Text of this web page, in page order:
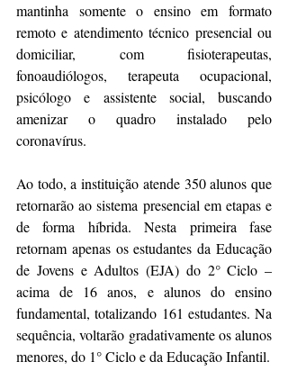
mantinha somente o ensino em formato
remoto e atendimento técnico presencial ou
domiciliar, com fisioterapeutas,
fonoaudiólogos, terapeuta ocupacional,
psicólogo e assistente social, buscando
amenizar o quadro instalado pelo
coronavírus.
Ao todo, a instituição atende 350 alunos que
retornarão ao sistema presencial em etapas e
de forma híbrida. Nesta primeira fase
retornam apenas os estudantes da Educação
de Jovens e Adultos (EJA) do 2° Ciclo –
acima de 16 anos, e alunos do ensino
fundamental, totalizando 161 estudantes. Na
sequência, voltarão gradativamente os alunos
menores, do 1° Ciclo e da Educação Infantil.